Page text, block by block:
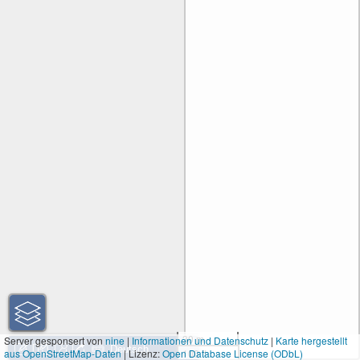
30 m
100 ft
Server gesponsert vonnine|Informationen und Datenschutz | Karte hergestellt
aus OpenStreetMap-Daten| Lizenz:Open Database License (ODbL)